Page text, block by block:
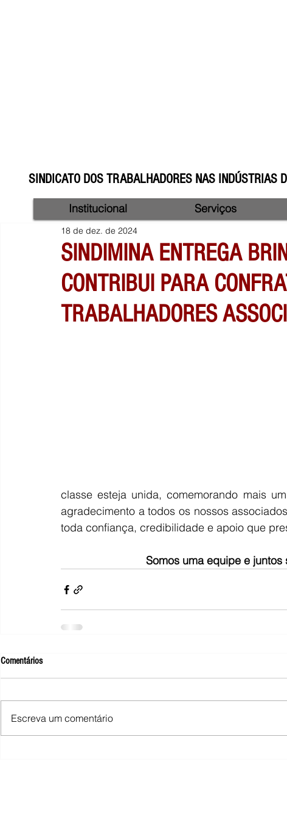
SINDICATO DOS TRABALHADORES NAS INDÚSTRIAS
SINDIMINA ENTREGA
CONTRIBUI PARA
TRABALHADORES
18 de dez. de 2024
classe esteja unida, comemorando mais
agradecimento a todos os nossos
toda confiança, credibilidade e apoio que
Somos uma equipe e
Comentários
Escreva um comentário
Institucional Serviços